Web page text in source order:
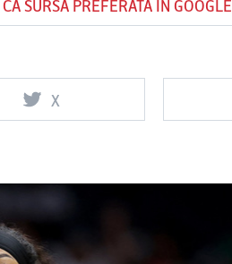
CA SURSĂ PREFERATĂ ÎN GOOGLE
X
Vs